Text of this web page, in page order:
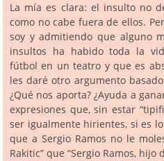
La mía es clara: el insulto no
como no cabe fuera de ellos.
soy y admitiendo que alguno
insultos ha habido toda la
fútbol en un teatro y que es
les daré otro argumento
¿Qué nos aporta? ¿Ayuda a
expresiones que, sin estar
ser igualmente hirientes, si es
que a Sergio Ramos no le
Rakitic” que “Sergio Ramos, hijo